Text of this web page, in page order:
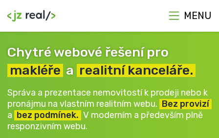
MENU
Chytré webové řešení pro
makléře a realitní kanceláře.
Správa a prezentace nemovitostí k prodeji nebo k
pronájmu na vlastním realitním webu. Bez provizí
a bez podmínek. V moderním a především plně
responzivním webu.